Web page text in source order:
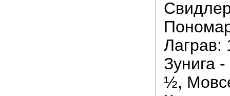
Лаграв:
Зунига
½,